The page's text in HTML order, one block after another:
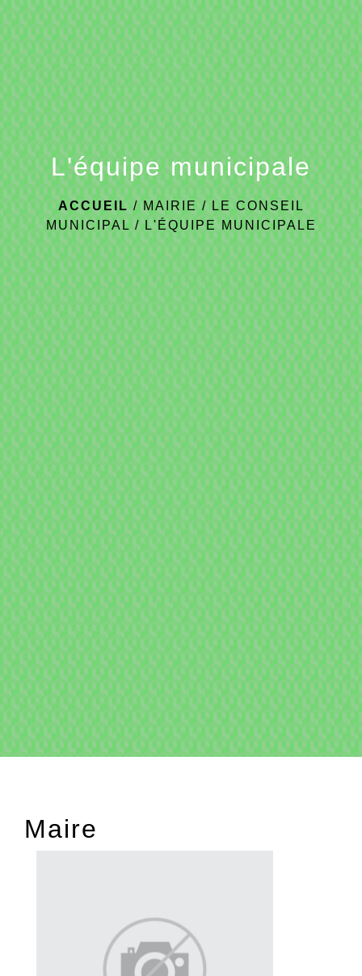
L'équipe municipale
ACCUEIL /MAIRIE / LE CONSEIL
MUNICIPAL /L'ÉQUIPE MUNICIPALE
Maire